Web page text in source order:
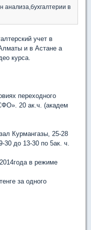
анализа,бухгалтерии в
учет в
и в Астане а
курса.
переходного
20 ак.ч. (академ
Курмангазы, 25-28
30 до 13-30 по 5ак. ч.
в режиме
за одного